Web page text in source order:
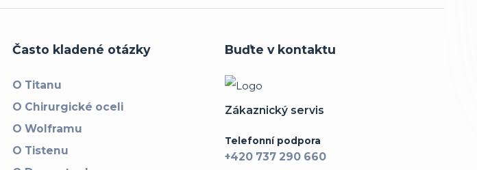
Často kladené otázky
O Titanu
O Chirurgické oceli
O Wolframu
O Tistenu
Buďte v kontaktu
Zákaznický servis
Telefonní podpora
+420 737 290 660